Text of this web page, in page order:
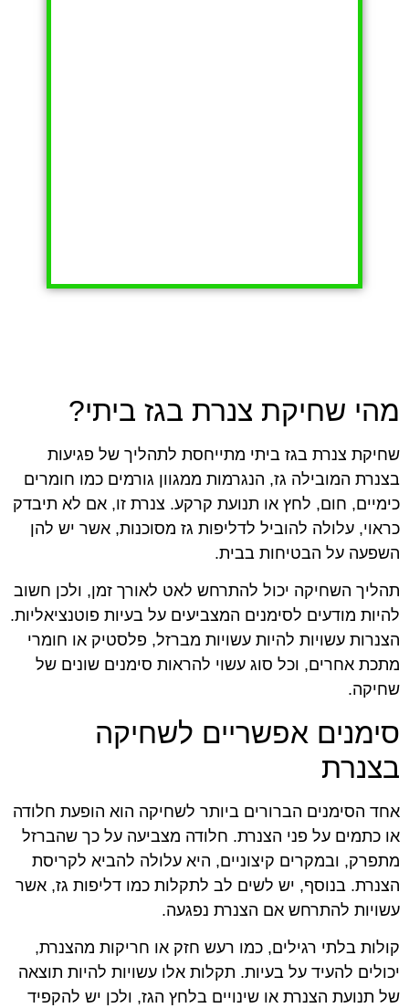
מהי שחיקת צנרת בגז ביתי?
שחיקת צנרת בגז ביתי מתייחסת לתהליך של פגיעות
בצנרת המובילה גז, הנגרמות ממגוון גורמים כמו חומרים
כימיים, חום, לחץ או תנועת קרקע. צנרת זו, אם לא תיבדק
כראוי, עלולה להוביל לדליפות גז מסוכנות, אשר יש להן
השפעה על הבטיחות בבית.
תהליך השחיקה יכול להתרחש לאט לאורך זמן, ולכן חשוב
להיות מודעים לסימנים המצביעים על בעיות פוטנציאליות.
הצנרות עשויות להיות עשויות מברזל, פלסטיק או חומרי
מתכת אחרים, וכל סוג עשוי להראות סימנים שונים של
שחיקה.
סימנים אפשריים לשחיקה
בצנרת
אחד הסימנים הברורים ביותר לשחיקה הוא הופעת חלודה
או כתמים על פני הצנרת. חלודה מצביעה על כך שהברזל
מתפרק, ובמקרים קיצוניים, היא עלולה להביא לקריסת
הצנרת. בנוסף, יש לשים לב לתקלות כמו דליפות גז, אשר
עשויות להתרחש אם הצנרת נפגעה.
קולות בלתי רגילים, כמו רעש חזק או חריקות מהצנרת,
יכולים להעיד על בעיות. תקלות אלו עשויות להיות תוצאה
של תנועת הצנרת או שינויים בלחץ הגז, ולכן יש להקפיד